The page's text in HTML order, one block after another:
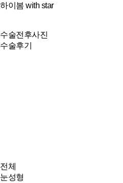
하이봄 with star
수술전후사진
수술후기
전체
눈성형